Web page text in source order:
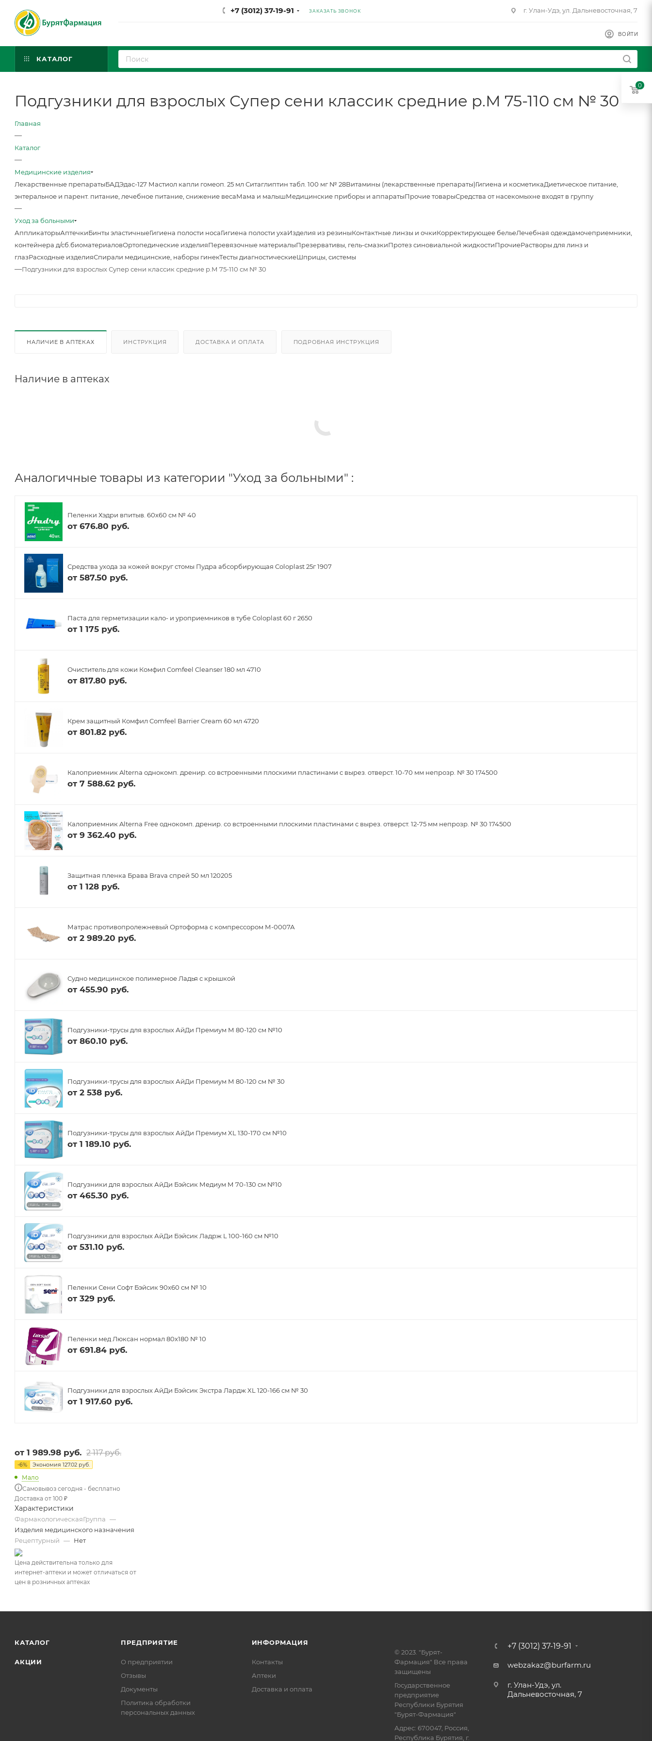
+7 (3012) 37-19-91 ЗАКАЗАТЬ ЗВОНОК г. Улан-Удэ, ул. Дальневосточная, 7
ВОЙТИ
КАТАЛОГ
Подгузники для взрослых Супер сени классик средние р.М 75-110 см № 30
Главная
—
Каталог
—
Медицинские изделия
Лекарственные препаратыБАДЭдас-127 Мастиол капли гомеоп. 25 мл Ситаглиптин табл. 100 мг № 28Витамины (лекарственные препараты)Гигиена и косметикаДиетическое питание,
энтеральное и парент. питание, лечебное питание, снижение весаМама и малышМедицинские приборы и аппаратыПрочие товарыСредства от насекомыхне входят в группу
—
Уход за больными
АппликаторыАптечкиБинты эластичныеГигиена полости носаГигиена полости ухаИзделия из резиныКонтактные линзы и очкиКорректирующее бельеЛечебная одеждамочеприемники,
контейнера д/сб.биоматериаловОртопедические изделияПеревязочные материалыПрезервативы, гель-смазкиПротез синовиальной жидкостиПрочиеРастворы для линз и
глазРасходные изделияСпирали медицинские, наборы гинекТесты диагностическиеШприцы, системы
—Подгузники для взрослых Супер сени классик средние р.М 75-110 см № 30
НАЛИЧИЕ В АПТЕКАХ ИНСТРУКЦИЯ ДОСТАВКА И ОПЛАТА ПОДРОБНАЯ ИНСТРУКЦИЯ
Наличие в аптеках
Аналогичные товары из категории "Уход за больными" :
Пеленки Хэдри впитыв. 60х60 см № 40
от 676.80 руб.
Средства ухода за кожей вокруг стомы Пудра абсорбирующая Coloplast 25г 1907
от 587.50 руб.
Паста для герметизации кало- и уроприемников в тубе Coloplast 60 г 2650
от 1 175 руб.
Очиститель для кожи Комфил Comfeel Cleanser 180 мл 4710
от 817.80 руб.
Крем защитный Комфил Comfeel Barrier Cream 60 мл 4720
от 801.82 руб.
Калоприемник Alterna однокомп. дренир. со встроенными плоскими пластинами с вырез. отверст. 10-70 мм непрозр. № 30 174500
от 7 588.62 руб.
Калоприемник Alterna Free однокомп. дренир. со встроенными плоскими пластинами с вырез. отверст. 12-75 мм непрозр. № 30 174500
от 9 362.40 руб.
Защитная пленка Брава Brava спрей 50 мл 120205
от 1 128 руб.
Матрас противопролежневый Ортоформа с компрессором М-0007А
от 2 989.20 руб.
Судно медицинское полимерное Ладья с крышкой
от 455.90 руб.
Подгузники-трусы для взрослых АйДи Премиум М 80-120 см №10
от 860.10 руб.
Подгузники-трусы для взрослых АйДи Премиум М 80-120 см № 30
от 2 538 руб.
Подгузники-трусы для взрослых АйДи Премиум XL 130-170 см №10
от 1 189.10 руб.
Подгузники для взрослых АйДи Бэйсик Медиум М 70-130 см №10
от 465.30 руб.
Подгузники для взрослых АйДи Бэйсик Ладрж L 100-160 см №10
от 531.10 руб.
Пеленки Сени Софт Бэйсик 90x60 см № 10
от 329 руб.
Пеленки мед Люксан нормал 80х180 № 10
от 691.84 руб.
Подгузники для взрослых АйДи Бэйсик Экстра Лардж XL 120-166 см № 30
от 1 917.60 руб.
от 1 989.98 руб. 2 117 руб.
-6% Экономия 127.02 руб.
Мало
Самовывоз сегодня - бесплатно
Доставка от 100 ₽
Характеристики
ФармакологическаяГруппа —
Изделия медицинского назначения
Рецептурный — Нет
Цена действительна только для
интернет-аптеки и может отличаться от
цен в розничных аптеках
КАТАЛОГ
АКЦИИ
ПРЕДПРИЯТИЕ
О предприятии
Отзывы
Документы
Политика обработки
персональных данных
ИНФОРМАЦИЯ
Контакты
Аптеки
Доставка и оплата
© 2023. "Бурят-
Фармация" Все права
защищены
Государственное
предприятие
Республики Бурятия
"Бурят-Фармация"
Адрес: 670047, Россия,
Республика Бурятия, г.
+7 (3012) 37-19-91
webzakaz@burfarm.ru
г. Улан-Удэ, ул.
Дальневосточная, 7
0